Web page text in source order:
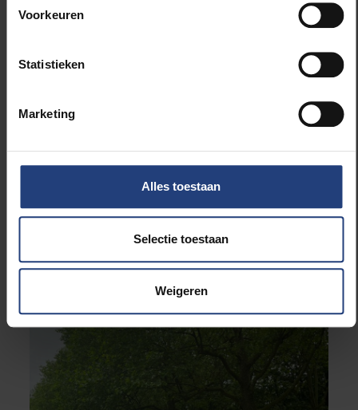
Voorkeuren
Statistieken
Marketing
Alles toestaan
Selectie toestaan
Weigeren